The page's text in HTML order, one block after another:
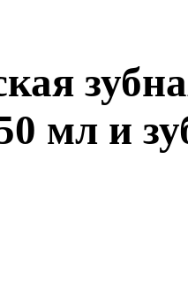
мл и